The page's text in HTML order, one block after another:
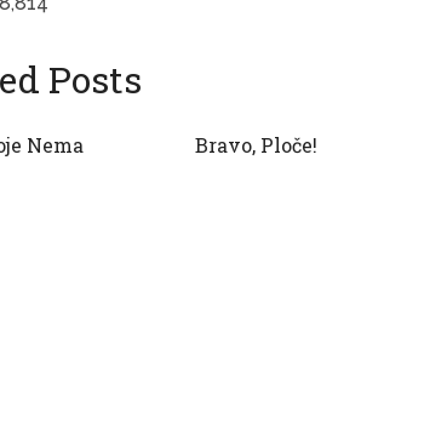
Posts
Nema Bravo, Ploče!